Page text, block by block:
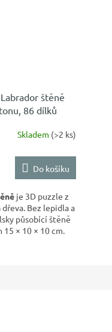
štěně
86 dílků
Skladem (>2 ks)
Do košíku
je 3D puzzle z
Bez lepidla a
působící štěně
× 10 × 10 cm.